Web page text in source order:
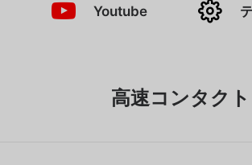
Youtube
高速コンタクト